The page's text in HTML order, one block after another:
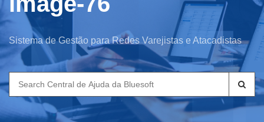
Sistema de Gestão para Redes Varejistas e Atacadistas
Search
for: